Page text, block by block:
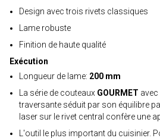
Design avec trois rivets classiques
Lame robuste
Finition de haute qualité
Exécution
Longueur de lame: 200 mm
La série de couteaux GOURMET
traversante séduit par son équilibre
laser sur le rivet central confère une
L'outil le plus important du cuisinier.